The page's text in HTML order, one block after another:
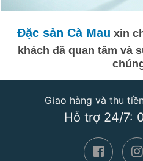
Đặc sản Cà Mau xin
khách đã quan tâm và
Giao hàng và thu
Hỗ trợ 24/7: